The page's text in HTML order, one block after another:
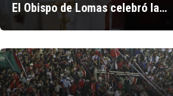
El Obispo de Lomas celebró la…